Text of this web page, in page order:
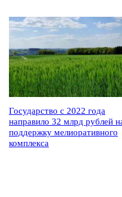
Государство с 2022 года
направило 32 млрд рублей
поддержку мелиоративного
комплекса